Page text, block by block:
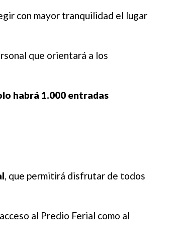
con mayor tranquilidad el lugar
que orientará a los
habrá 1.000 entradas
, que permitirá disfrutar de todos
al Predio Ferial como al